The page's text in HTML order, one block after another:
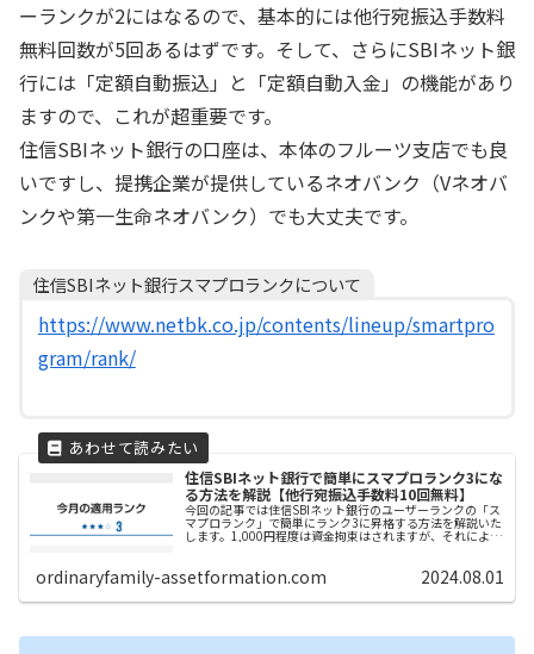
ーランクが2にはなるので、基本的には他行宛振込手数料
無料回数が5回あるはずです。そして、さらにSBIネット銀
行には「定額自動振込」と「定額自動入金」の機能があり
ますので、これが超重要です。
住信SBIネット銀行の口座は、本体のフルーツ支店でも良
いですし、提携企業が提供しているネオバンク（Vネオバ
ンクや第一生命ネオバンク）でも大丈夫です。
住信SBIネット銀行スマプロランクについて
https://www.netbk.co.jp/contents/lineup/smartpro
gram/rank/
住信SBIネット銀行で簡単にスマプロランク3にな
る方法を解説【他行宛振込手数料10回無料】
今回の記事では住信SBIネット銀行のユーザーランクの「ス
マプロランク」で簡単にランク3に昇格する方法を解説いた
します。1,000円程度は資金拘束はされますが、それにより
その後、ずっと毎月10回のATM利用手数料の無料回数と他
はやらない手はないと思います。 なにより、初回に設定だ
けしてしまえば、後は放置でOK、という所が最大の魅力だ
と思います。
ordinaryfamily-assetformation.com 2024.08.01